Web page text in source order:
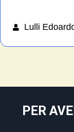
Lulli
PER